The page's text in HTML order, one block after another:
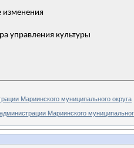
изменения
управления культуры
Мариинского муниципального округа
Мариинского